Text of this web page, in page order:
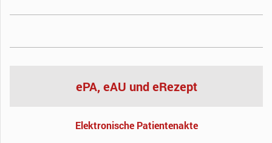
ePA, eAU und eRezept
Elektronische Patientenakte